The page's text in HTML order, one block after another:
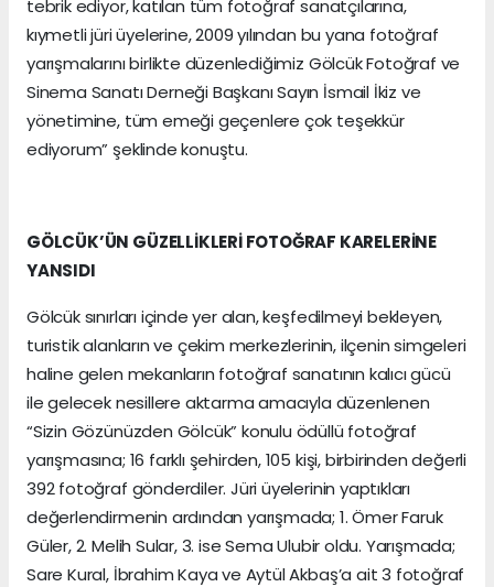
tebrik ediyor, katılan tüm fotoğraf sanatçılarına,
kıymetli jüri üyelerine, 2009 yılından bu yana fotoğraf
yarışmalarını birlikte düzenlediğimiz Gölcük Fotoğraf ve
Sinema Sanatı Derneği Başkanı Sayın İsmail İkiz ve
yönetimine, tüm emeği geçenlere çok teşekkür
ediyorum” şeklinde konuştu.
GÖLCÜK’ÜN GÜZELLİKLERİ FOTOĞRAF KARELERİNE
YANSIDI
Gölcük sınırları içinde yer alan, keşfedilmeyi bekleyen,
turistik alanların ve çekim merkezlerinin, ilçenin simgeleri
haline gelen mekanların fotoğraf sanatının kalıcı gücü
ile gelecek nesillere aktarma amacıyla düzenlenen
“Sizin Gözünüzden Gölcük” konulu ödüllü fotoğraf
yarışmasına; 16 farklı şehirden, 105 kişi, birbirinden değerli
392 fotoğraf gönderdiler. Jüri üyelerinin yaptıkları
değerlendirmenin ardından yarışmada; 1. Ömer Faruk
Güler, 2. Melih Sular, 3. ise Sema Ulubir oldu. Yarışmada;
Sare Kural, İbrahim Kaya ve Aytül Akbaş’a ait 3 fotoğraf